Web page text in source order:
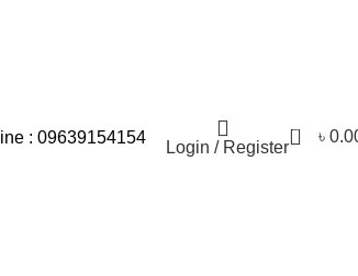
: 09639154154
Login / Register
0 ৳